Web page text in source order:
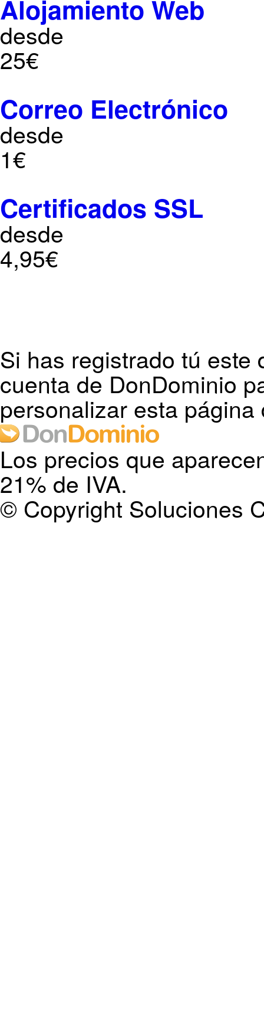
Alojamiento Web
desde
25€
Correo Electrónico
desde
1€
Certificados SSL
desde
4,95€
Si has registrado tú
cuenta de DonDominio
personalizar esta página
Los precios que
21% de IVA.
© Copyright Soluciones